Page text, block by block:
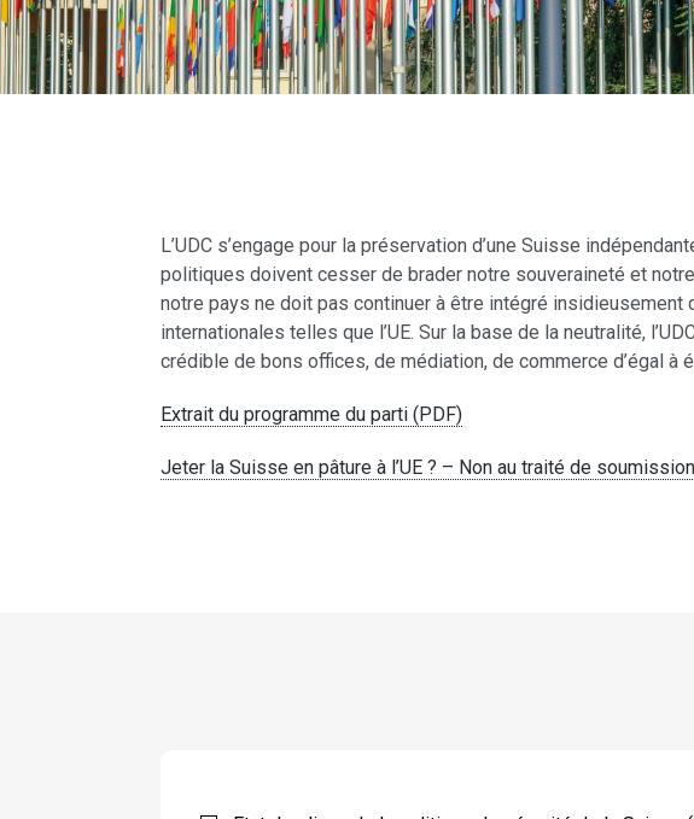
L’UDC s’engage pour la préservation d’une Suisse
politiques doivent cesser de brader notre souveraineté et
notre pays ne doit pas continuer à être intégré insidieusement
internationales telles que l’UE. Sur la base de la neutralité,
crédible de bons offices, de médiation, de commerce d’égal à
Extrait du programme du parti (PDF)
Jeter la Suisse en pâture à l’UE ? – Non au traité de soumission